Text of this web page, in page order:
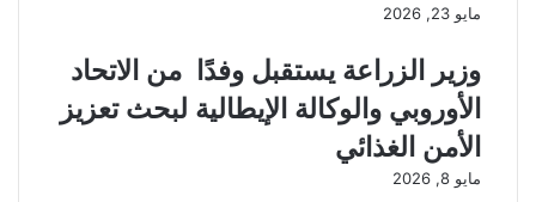
مايو 23, 2026
وزير الزراعة يستقبل وفدًا من الاتحاد
الأوروبي والوكالة الإيطالية لبحث تعزيز
الأمن الغذائي
مايو 8, 2026